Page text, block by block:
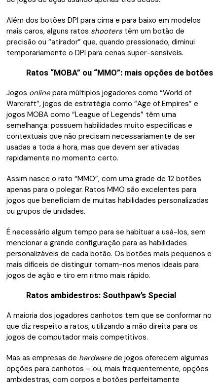
Além dos botões DPI para cima e para baixo em modelos
mais caros, alguns ratos shooters têm um botão de
precisão ou “atirador” que, quando pressionado, diminui
temporariamente o DPI para cenas super-sensíveis.
Ratos “MOBA” ou “MMO”: mais opções de botões
Jogos online para múltiplos jogadores como “World of
Warcraft”, jogos de estratégia como “Age of Empires” e
jogos MOBA como “League of Legends” têm uma
semelhança: possuem habilidades muito específicas e
contextuais que não precisam necessariamente de ser
usadas a toda a hora, mas que devem ser ativadas
rapidamente no momento certo.
Assim nasce o rato “MMO”, com uma grade de 12 botões
apenas para o polegar. Ratos MMO são excelentes para
jogos que beneficiam de muitas habilidades personalizadas
ou grupos de unidades.
É necessário algum tempo para se habituar a usá-los, sem
mencionar a grande configuração para as habilidades
personalizáveis de cada botão. Os botões mais pequenos e
mais difíceis de distinguir tornam-nos menos ideais para
jogos de ação e tiro em ritmo mais rápido.
Ratos ambidestros: Southpaw’s Special
A maioria dos jogadores canhotos tem que se conformar no
que diz respeito a ratos, utilizando a mão direita para os
jogos de computador mais competitivos.
Mas as empresas de hardware de jogos oferecem algumas
opções para canhotos – ou, mais frequentemente, opções
ambidestras, com corpos e botões perfeitamente